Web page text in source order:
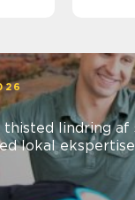
af smerter
lokal ekspertise